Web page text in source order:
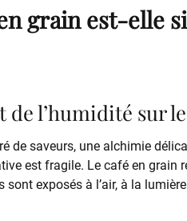
grain est-elle si
de l’humidité sur
de saveurs, une alchimie
est fragile. Le café en grain
exposés à l’air, à la